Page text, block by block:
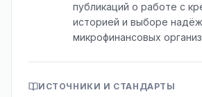
публикаций о работе с
историей и выборе
микрофинансовых
ИСТОЧНИКИ И СТАНДАРТЫ